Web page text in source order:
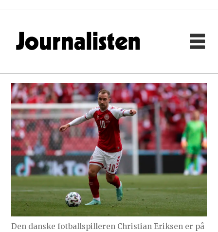
Den danske fotballspilleren Christian Eriksen er på